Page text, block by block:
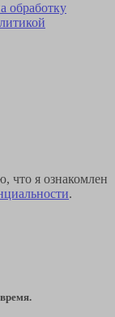
обработку
что я ознакомлен
.